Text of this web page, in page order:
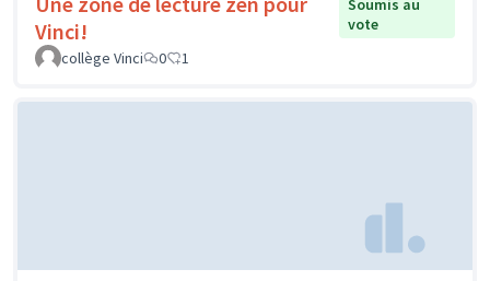
Vinci!
Soumis au
vote
collège Vinci
0 1